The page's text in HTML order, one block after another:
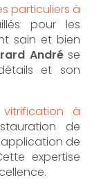
particuliers à
pour les
sain et bien
Andrése
et son
à
de
de
expertise